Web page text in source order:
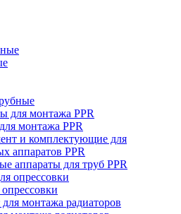
монтажа PPR
и комплектующие для
аппаратов PPR
аппараты для труб PPR